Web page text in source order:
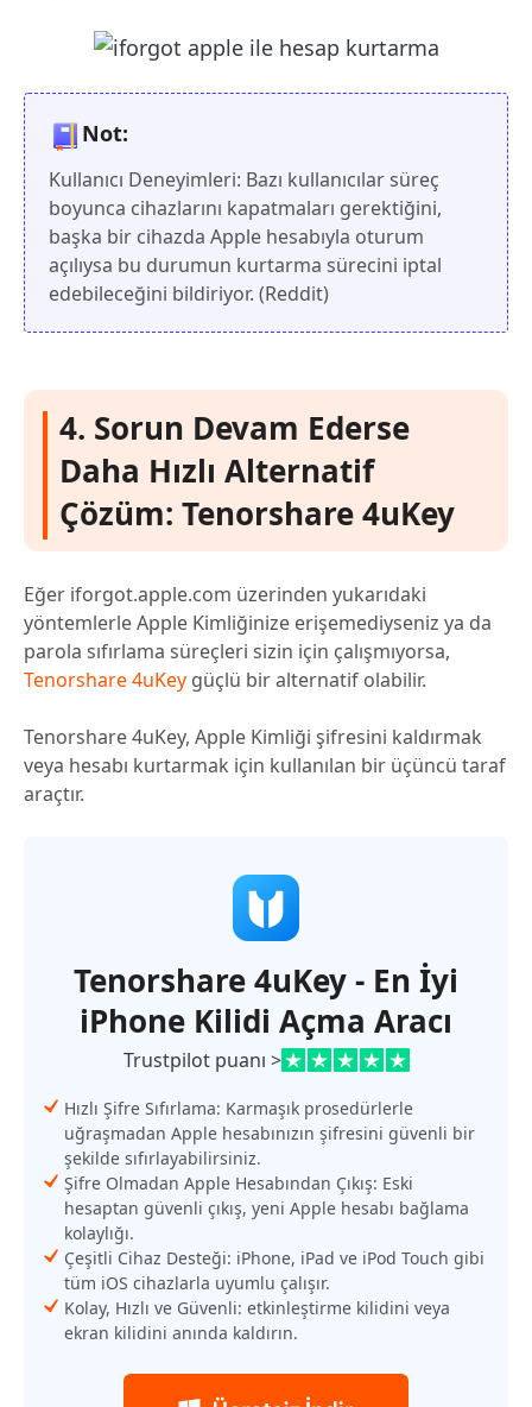
Not:
Kullanıcı Deneyimleri: Bazı kullanıcılar süreç
boyunca cihazlarını kapatmaları gerektiğini,
başka bir cihazda Apple hesabıyla oturum
açılıysa bu durumun kurtarma sürecini iptal
edebileceğini bildiriyor. (Reddit)
4. Sorun Devam Ederse
Daha Hızlı Alternatif
Çözüm: Tenorshare 4uKey
Eğer iforgot.apple.com üzerinden yukarıdaki
yöntemlerle Apple Kimliğinize erişemediyseniz ya da
parola sıfırlama süreçleri sizin için çalışmıyorsa,
Tenorshare 4uKey güçlü bir alternatif olabilir.
Tenorshare 4uKey, Apple Kimliği şifresini kaldırmak
veya hesabı kurtarmak için kullanılan bir üçüncü taraf
araçtır.
Tenorshare 4uKey - En İyi
iPhone Kilidi Açma Aracı
Trustpilot puanı >
Hızlı Şifre Sıfırlama: Karmaşık prosedürlerle
uğraşmadan Apple hesabınızın şifresini güvenli bir
şekilde sıfırlayabilirsiniz.
Şifre Olmadan Apple Hesabından Çıkış: Eski
hesaptan güvenli çıkış, yeni Apple hesabı bağlama
kolaylığı.
Çeşitli Cihaz Desteği: iPhone, iPad ve iPod Touch gibi
tüm iOS cihazlarla uyumlu çalışır.
Kolay, Hızlı ve Güvenli: etkinleştirme kilidini veya
ekran kilidini anında kaldırın.